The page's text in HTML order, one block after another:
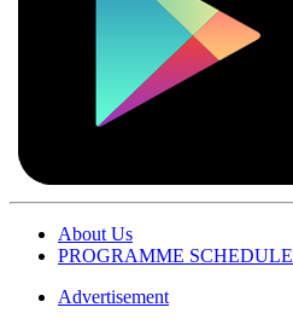
About Us
PROGRAMME SCHEDULE
Advertisement